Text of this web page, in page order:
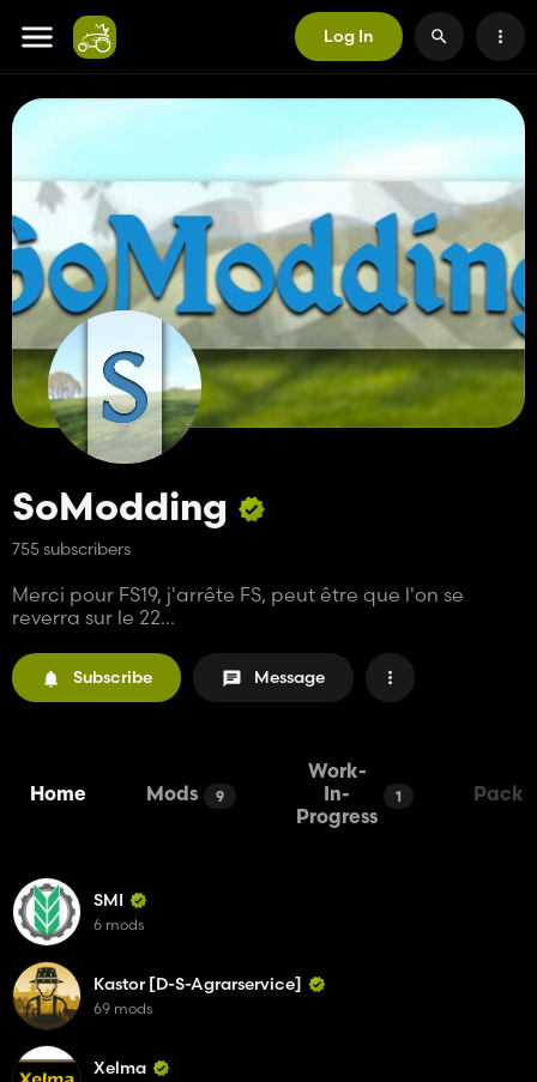
Log In
SoModding
755 subscribers
Merci pour FS19, j'arrête FS, peut être que l'on se
reverra sur le 22...
Subscribe Message
Home Mods 9
Work-
In-
Progress
1 Packs
SMI
6 mods
Kastor [D-S-Agrarservice]
69 mods
Xelma